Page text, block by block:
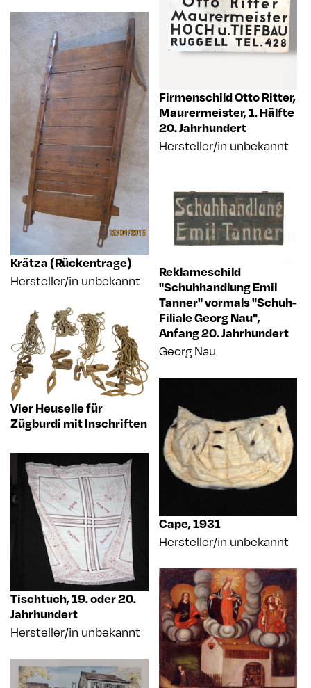
Firmenschild Otto Ritter,
Maurermeister,1. Hälfte
20. Jahrhundert
Hersteller/in unbekannt
Krätza (Rückentrage)
Hersteller/in unbekannt
Reklameschild
"Schuhhandlung Emil
Tanner" vormals "Schuh-
Filiale Georg Nau",
Anfang 20. Jahrhundert
Georg Nau
Vier Heuseile für
Zügburdi mit Inschriften
Cape,1931
Hersteller/in unbekannt
Tischtuch,19. oder 20.
Jahrhundert
Hersteller/in unbekannt